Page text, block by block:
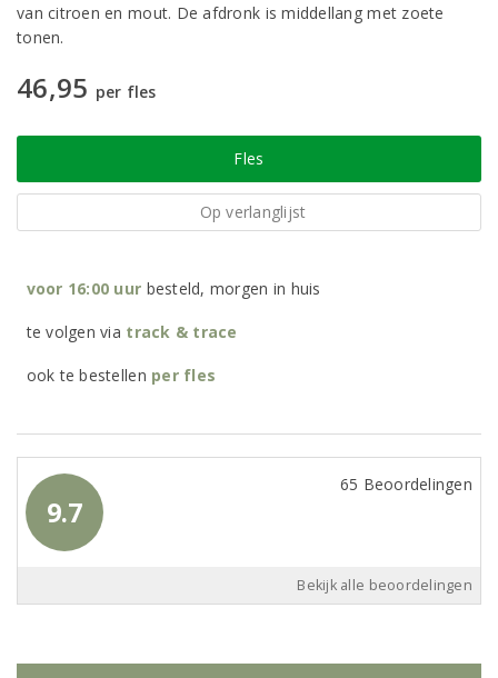
van citroen en mout. De afdronk is middellang met zoete
tonen.
46,95 per fles
Fles
Op verlanglijst
voor 16:00 uur besteld, morgen in huis
te volgen via track & trace
ook te bestellen per fles
9.7
65 Beoordelingen
Bekijk alle beoordelingen